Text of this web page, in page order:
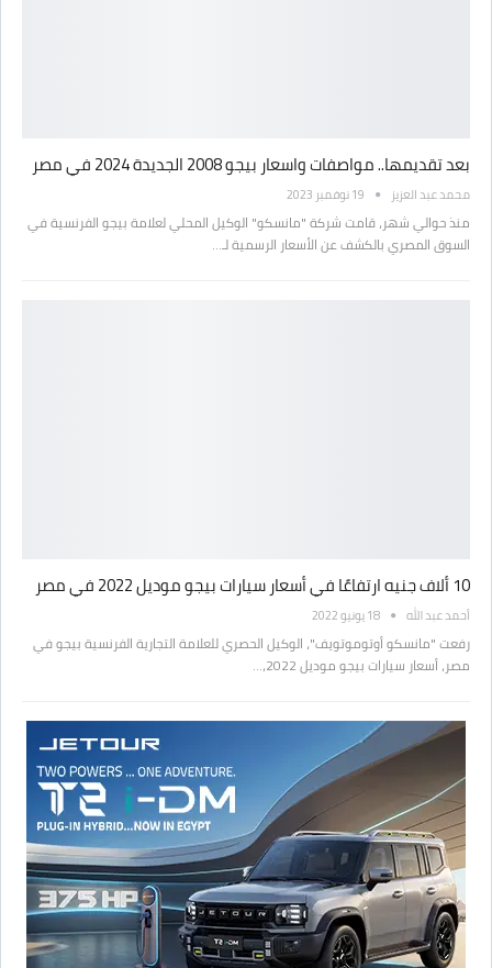
بعد تقديمها.. مواصفات واسعار بيجو 2008 الجديدة 2024 في مصر
محمد عبد العزيز 19 نوفمبر 2023
منذ حوالي شهر، قامت شركة "مانسكو" الوكيل المحلي لعلامة بيجو الفرنسية في
السوق المصري بالكشف عن الأسعار الرسمية لـ…
10 ألاف جنيه ارتفاعًا في أسعار سيارات بيجو موديل 2022 في مصر
أحمد عبد الله 18 يونيو 2022
رفعت "مانسكو أوتوموتويف"، الوكيل الحصري للعلامة التجارية الفرنسية بيجو في
مصر، أسعار سيارات بيجو موديل 2022،…